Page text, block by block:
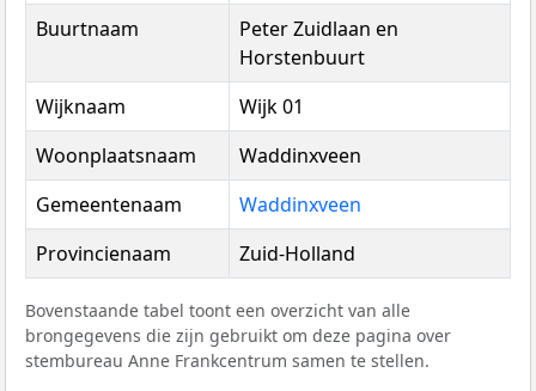
Buurtnaam
Peter Zuidlaan en
Horstenbuurt
Wijknaam
Wijk 01
Woonplaatsnaam
Waddinxveen
Gemeentenaam
Waddinxveen
Provincienaam
Zuid-Holland
Bovenstaande tabel toont een overzicht van alle
brongegevens die zijn gebruikt om deze pagina over
stembureau Anne Frankcentrum samen te stellen.